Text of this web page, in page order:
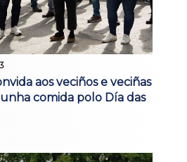
aos veciños e veciñas
comida polo Día das